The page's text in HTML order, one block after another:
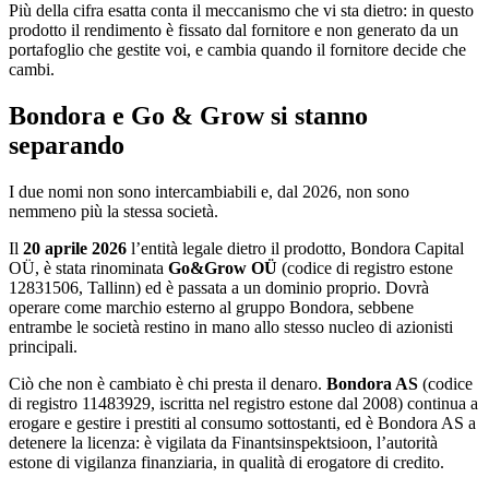
Più della cifra esatta conta il meccanismo che vi sta dietro: in questo
prodotto il rendimento è fissato dal fornitore e non generato da un
portafoglio che gestite voi, e cambia quando il fornitore decide che
cambi.
Bondora e Go & Grow si stanno
separando
I due nomi non sono intercambiabili e, dal 2026, non sono
nemmeno più la stessa società.
Il 20 aprile 2026 l’entità legale dietro il prodotto, Bondora Capital
OÜ, è stata rinominata Go&Grow OÜ (codice di registro estone
12831506, Tallinn) ed è passata a un dominio proprio. Dovrà
operare come marchio esterno al gruppo Bondora, sebbene
entrambe le società restino in mano allo stesso nucleo di azionisti
principali.
Ciò che non è cambiato è chi presta il denaro. Bondora AS (codice
di registro 11483929, iscritta nel registro estone dal 2008) continua a
erogare e gestire i prestiti al consumo sottostanti, ed è Bondora AS a
detenere la licenza: è vigilata da Finantsinspektsioon, l’autorità
estone di vigilanza finanziaria, in qualità di erogatore di credito.